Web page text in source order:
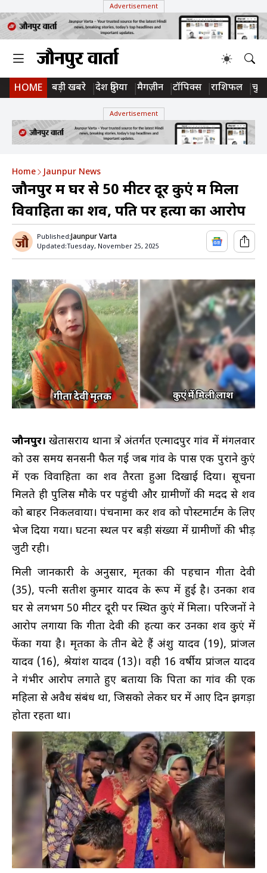
Advertisement
HOME बड़ी खबरे देश दुनिया मैगज़ीन टॉपिक्स राशिफल
Advertisement
Home Jaunpur News
जौनपुर में घर से 50 मीटर दूर कुएं में मिला
विवाहिता का शव, पति पर हत्या का आरोप
Published:Jaunpur Varta
Updated:Tuesday, November 25, 2025
जौनपुर। खेतासराय थाना क्षेत्र अंतर्गत एत्मादपुर गांव में मंगलवार
को उस समय सनसनी फैल गई जब गांव के पास एक पुराने कुएं
में एक विवाहिता का शव तैरता हुआ दिखाई दिया। सूचना
मिलते ही पुलिस मौके पर पहुंची और ग्रामीणों की मदद से शव
को बाहर निकलवाया। पंचनामा कर शव को पोस्टमार्टम के लिए
भेज दिया गया। घटना स्थल पर बड़ी संख्या में ग्रामीणों की भीड़
जुटी रही।
मिली जानकारी के अनुसार, मृतका की पहचान गीता देवी
(35), पत्नी सतीश कुमार यादव के रूप में हुई है। उनका शव
घर से लगभग 50 मीटर दूरी पर स्थित कुएं में मिला। परिजनों ने
आरोप लगाया कि गीता देवी की हत्या कर उनका शव कुएं में
फेंका गया है। मृतका के तीन बेटे हैं अंशु यादव (19), प्रांजल
यादव (16), श्रेयांश यादव (13)। वही 16 वर्षीय प्रांजल यादव
ने गंभीर आरोप लगाते हुए बताया कि पिता का गांव की एक
महिला से अवैध संबंध था, जिसको लेकर घर में आए दिन झगड़ा
होता रहता था।